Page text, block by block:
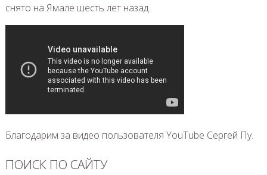
снято на Ямале шесть лет назад.
Благодарим за видео пользователя YouTube Сергей Пу.
ПОИСК ПО САЙТУ